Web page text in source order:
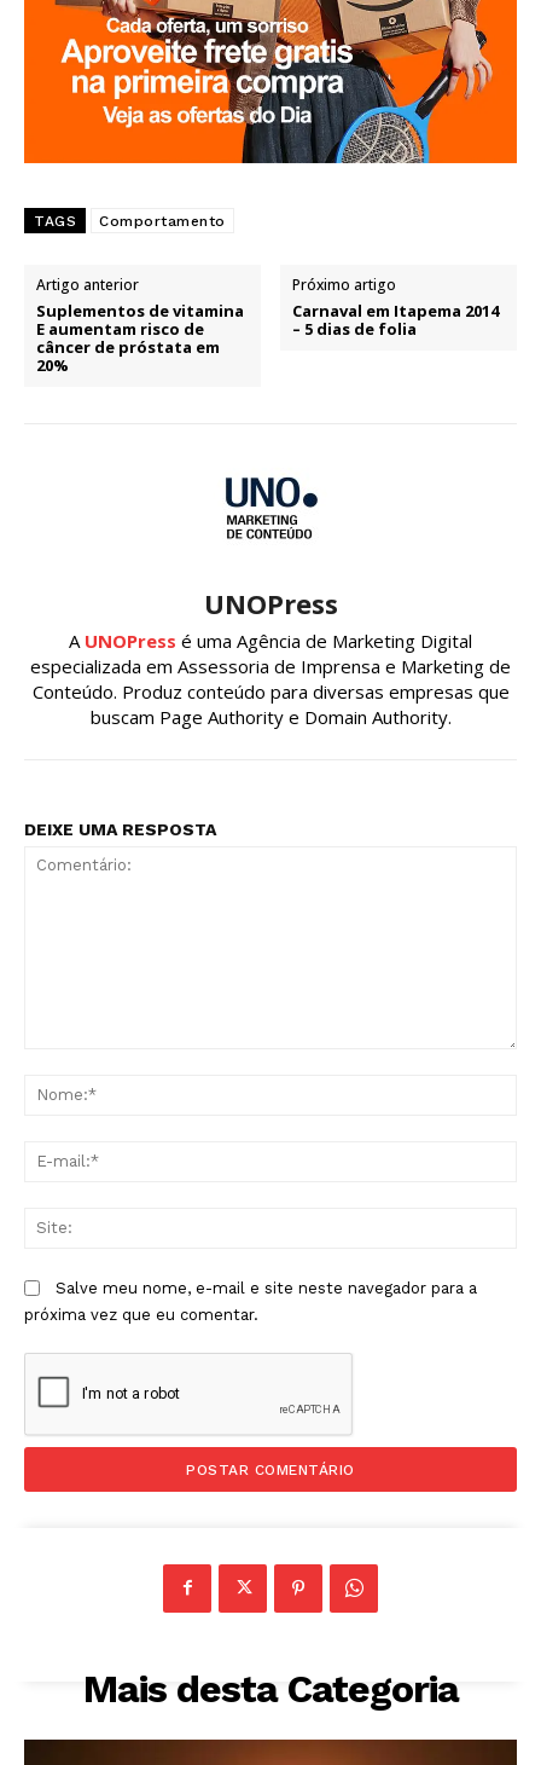
TAGS Comportamento
Artigo anterior
Suplementos de vitamina
E aumentam risco de
câncer de próstata em
20%
Próximo artigo
Carnaval em Itapema 2014
– 5 dias de folia
UNOPress
A UNOPress é uma Agência de Marketing Digital
especializada em Assessoria de Imprensa e Marketing de
Conteúdo. Produz conteúdo para diversas empresas que
buscam Page Authority e Domain Authority.
DEIXE UMA RESPOSTA
Salve meu nome, e-mail e site neste navegador para a
próxima vez que eu comentar.
Mais desta Categoria